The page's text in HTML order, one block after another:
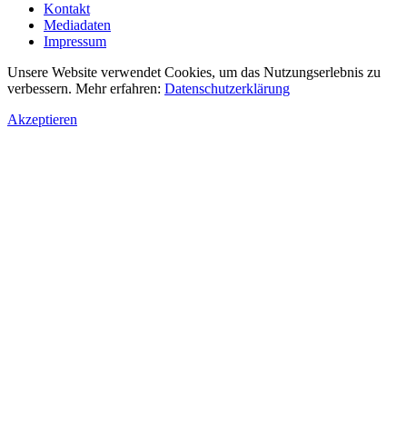
Kontakt
Mediadaten
Impressum
Unsere Website verwendet Cookies, um das Nutzungserlebnis zu
verbessern. Mehr erfahren: Datenschutzerklärung
Akzeptieren